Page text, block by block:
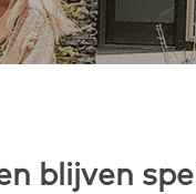
blijven